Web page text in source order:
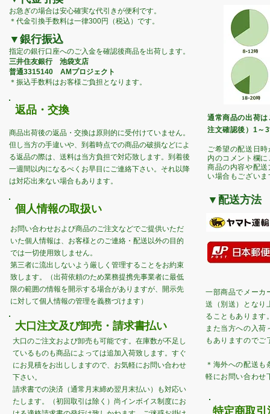
お急ぎの場合は安心確実な代引きが便利です。
​＊代金引換手数料は一律300円（税込）です。
▼銀行振込
指定の銀行口座へのご入金を確認後商品を出荷します。
三井住友銀行 池袋支店
普通3315140 AMプロジェクト
＊振込手数料はお客様ご負担となります。
​返品・交換
商品出荷後の返品・交換は原則的に受付けていません。
但し当方の手違いや、到着時点での商品の破損などによ
る返品の際は、送料は当方負担で対応致します。 到着後
一週間以内になるべくお早目にご連絡下さい。それ以降
は対応出来ない場合もあります。
​個人情報の取扱い
お問い合わせおよび商品のご注文などでご提供いただ
いた個人情報は、お客様とのご連絡・配送以外の目的
では一切使用致しません。
第三者に流出しないよう厳しく管理することをお約束
致します。（出荷依頼のため業務提携先事業者に最低
限の範囲の情報を開示する場合がありますが、開示先
に対して個人情報の管理を義務づけます）
​大口注文及び卸売 ​・請求書払い
大口のご注文および卸売も可能です。在庫数が不足し
ているものも商品によっては追加入荷致します。すぐ
にお見積をお出ししますので、お気軽にお問い合わせ
下さい。
請求書での決済（通常月末締め翌月末払い）も対応い
たします。（初回取引は除く）尚インボイス制度にお
通常商品の出荷
注文確認後）1～
ご希望の配送日
内のコメント欄
商品の内容や配
い場合もございま
▼配送方法
一部商品でメーカ
送（別送）となり
ることもあります
また当方への入荷
もありますのでご
＊海外への配送
軽にお問い合わせ
特定商取